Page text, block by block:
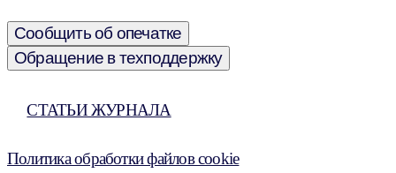
Сообщить об опечатке
Обращение в техподдержку
СТАТЬИ ЖУРНАЛА
Политика обработки файлов cookie